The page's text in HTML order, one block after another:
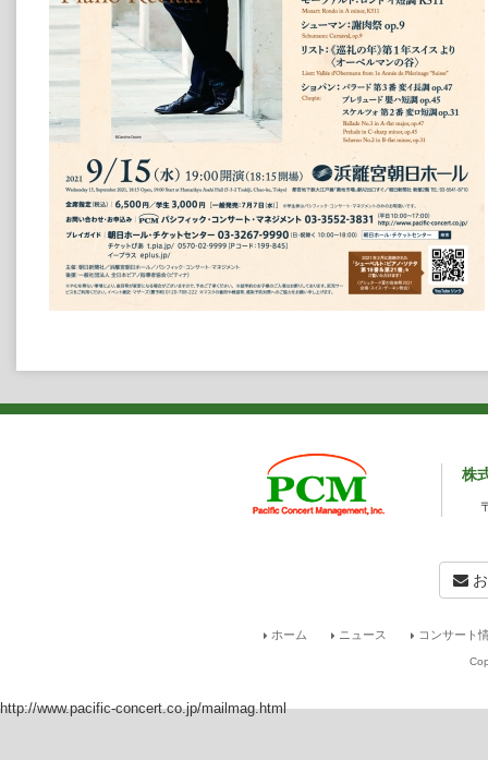
株
ホーム ニュース コンサート
http://www.pacific-concert.co.jp/mailmag.html